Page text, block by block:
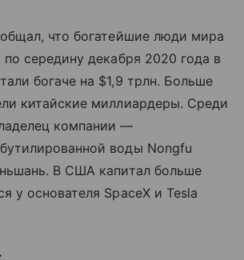
что богатейшие люди мира
по середину декабря 2020 года в
богаче на $1,9 трлн. Больше
китайские миллиардеры. Среди
компании —
воды Nongfu
В США капитал больше
у основателя SpaceX и Tesla